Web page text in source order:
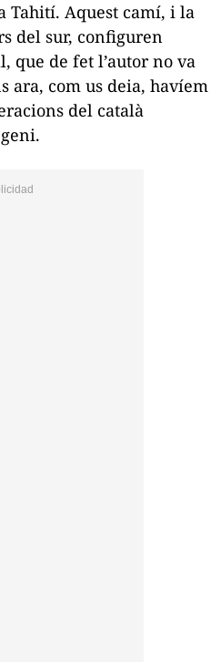
Tahití. Aquest camí, i la
del sur, configuren
que de fet l’autor no va
ara, com us deia, havíem
del català